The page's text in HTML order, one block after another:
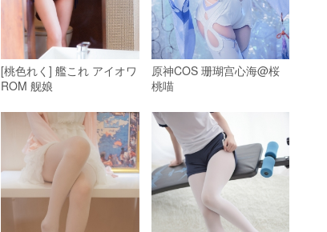
[桃色れく] 艦これ アイオワ
ROM 舰娘
原神COS 珊瑚宫心海@桜
桃喵